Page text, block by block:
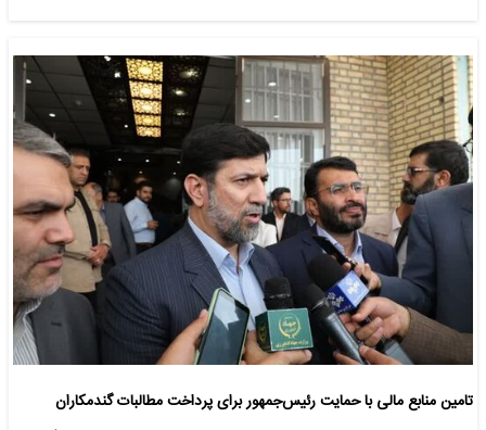
تامین منابع مالی با حمایت رئیس‌جمهور برای پرداخت مطالبات گندمکاران